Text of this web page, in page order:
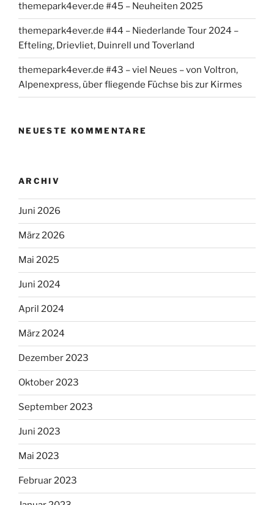
themepark4ever.de #45 – Neuheiten 2025
themepark4ever.de #44 – Niederlande Tour 2024 –
Efteling, Drievliet, Duinrell und Toverland
themepark4ever.de #43 – viel Neues – von Voltron,
Alpenexpress, über fliegende Füchse bis zur Kirmes
NEUESTE KOMMENTARE
ARCHIV
Juni 2026
März 2026
Mai 2025
Juni 2024
April 2024
März 2024
Dezember 2023
Oktober 2023
September 2023
Juni 2023
Mai 2023
Februar 2023